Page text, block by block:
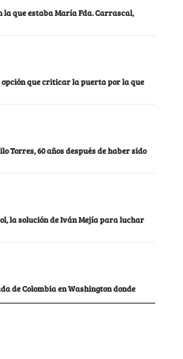
la que estaba María Fda. Carrascal,
opción que criticar la puerta por la que
Torres, 60 años después de haber sido
la solución de Iván Mejía para luchar
de Colombia en Washington donde